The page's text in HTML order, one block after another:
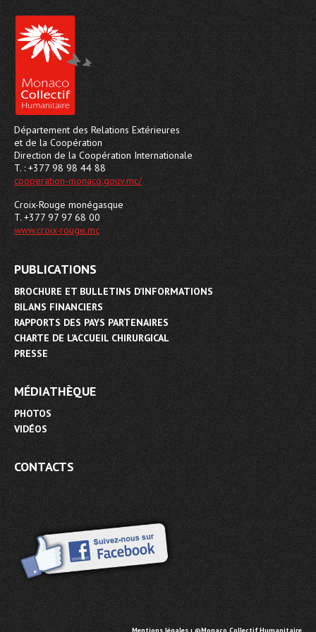
Département des Relations Extérieures
et de la Coopération
Direction de la Coopération Internationale
T. : +377 98 98 44 88
cooperation-monaco.gouv.mc/
Croix-Rouge monégasque
T. +377 97 97 68 00
www.croix-rouge.mc
PUBLICATIONS
BROCHURE ET BULLETINS D’INFORMATIONS
BILANS FINANCIERS
RAPPORTS DES PAYS PARTENAIRES
CHARTE DE L’ACCUEIL CHIRURGICAL
PRESSE
MÉDIATHÈQUE
PHOTOS
VIDÉOS
CONTACTS